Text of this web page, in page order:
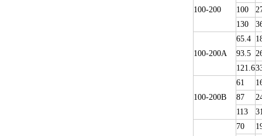
100-200
100
130
100-200A
65.4
93.5
121.6
100-200B
61
87
113
70